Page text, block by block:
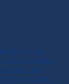
là tro trấu
dụng trực tiếp
các chất
trong nước.